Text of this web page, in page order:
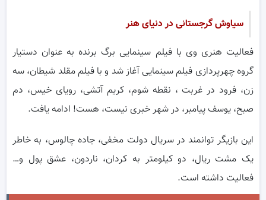
سیاوش گرجستانی در دنیای هنر
فعالیت هنری وی با فیلم سینمایی برگ برنده به عنوان دستیار
گروه چهرپردازی فیلم سینمایی آغاز شد و با فیلم مقلد شیطان، سه
زن، فرود در غربت ، نقطه شوم، کریم آتشی، رویای خیس، دم
صبح، یوسف پیامبر، در شهر خبری نیست، هست! ادامه یافت.
این بازیگر توانمند در سریال دولت مخفی، جاده چالوس، به خاطر
یک مشت ریال، دو کیلومتر به کردان، ناردون، عشق پول و…
فعالیت داشته است.